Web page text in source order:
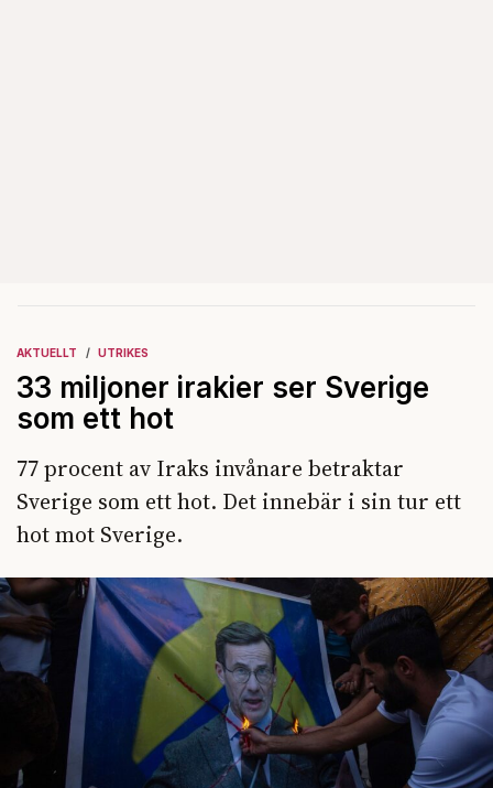
AKTUELLT UTRIKES
33 miljoner irakier ser Sverige
som ett hot
77 procent av Iraks invånare betraktar
Sverige som ett hot. Det innebär i sin tur ett
hot mot Sverige.